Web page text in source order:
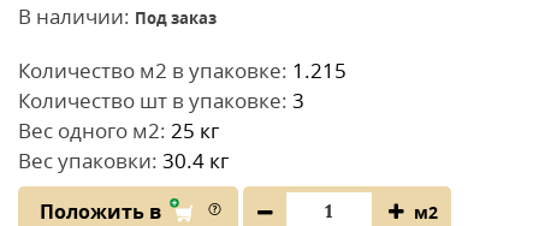
В наличии: Под заказ
Количество м2 в упаковке: 1.215
Количество шт в упаковке: 3
Вес одного м2: 25 кг
Вес упаковки: 30.4 кг
Положить в м2